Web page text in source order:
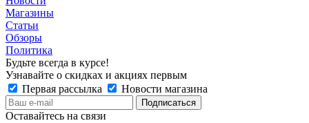
Магазины
Статьи
Обзоры
Политика
Будьте всегда в курсе!
Узнавайте о скидках и акциях первым
Первая рассылка
Новости магазина
Оставайтесь на связи